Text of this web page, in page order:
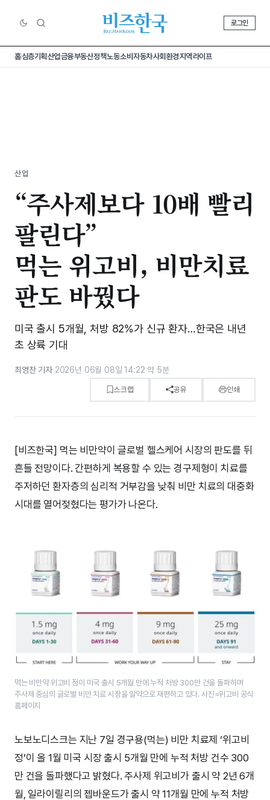
로그인
홈심층기획산업금융부동산정책노동소비 자동차사회환경지역라이프
산업
“주사제보다 10배 빨리
팔린다”
먹는 위고비, 비만치료
판도 바꿨다
미국 출시 5개월, 처방 82%가 신규 환자…한국은 내년
초 상륙 기대
최영찬 기자·2026년 06월 08일 14:22·약 5분
스크랩 공유 인쇄
[비즈한국] 먹는 비만약이 글로벌 헬스케어 시장의 판도를 뒤
흔들 전망이다. 간편하게 복용할 수 있는 경구제형이 치료를
주저하던 환자층의 심리적 거부감을 낮춰 비만 치료의 대중화
시대를 열어젖혔다는 평가가 나온다.
먹는 비만약 위고비 정이 미국 출시 5개월 만에 누적 처방 300만 건을 돌파하며
주사제 중심의 글로벌 비만 치료 시장을 알약으로 재편하고 있다. 사진=위고비 공식
홈페이지
노보노디스크는 지난 7일 경구용(먹는) 비만 치료제 ‘위고비
정’이 올 1월 미국 시장 출시 5개월 만에 누적 처방 건수 300
만 건을 돌파했다고 밝혔다. 주사제 위고비가 출시 약 2년 6개
월, 일라이릴리의 젭바운드가 출시 약 11개월 만에 누적 처방